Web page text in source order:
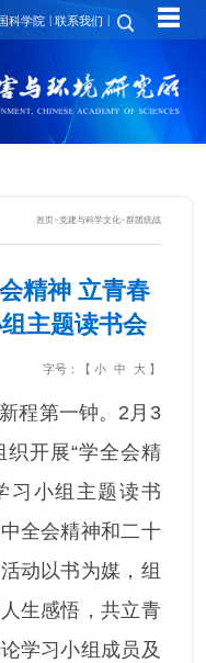
科学院 | 联系我们 | ☰
首页>党建与科学文化>群团统战
精神 立青春
主题读书会
字号：【 小 中 大】
程第一钟。2月3
织开展“学全会精
习小组主题读书
全会精神和二十
动以书为媒，组
生感悟，共立青
学习小组成员及